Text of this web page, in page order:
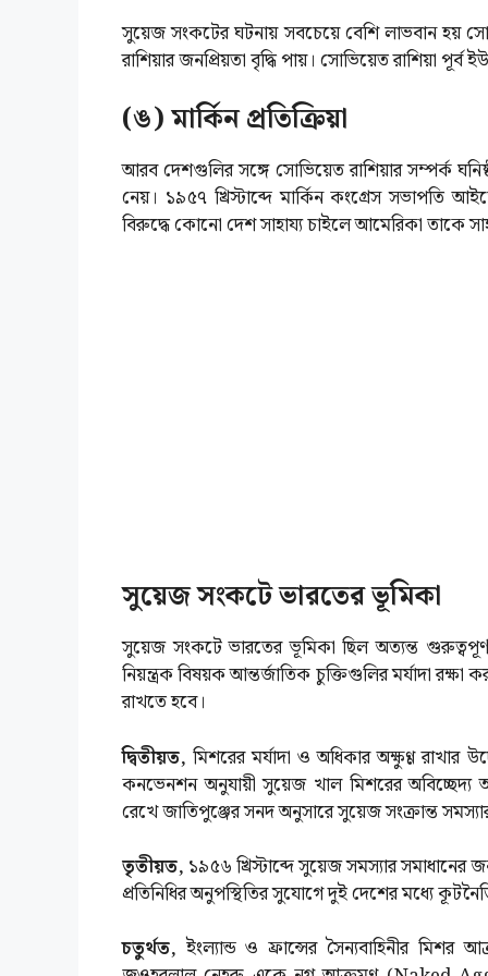
সুয়েজ সংকটের ঘটনায় সবচেয়ে বেশি লাভবান হয়
রাশিয়ার জনপ্রিয়তা বৃদ্ধি পায়। সোভিয়েত রাশিয়া
(ঙ) মার্কিন প্রতিক্রিয়া
আরব দেশগুলির সঙ্গে সোভিয়েত রাশিয়ার সম্পর্ক ঘনিষ্ঠ
নেয়। ১৯৫৭ খ্রিস্টাব্দে মার্কিন কংগ্রেস সভাপতি
বিরুদ্ধে কোনো দেশ সাহায্য চাইলে আমেরিকা তাকে
সুয়েজ সংকটে ভারতের ভূমিকা
সুয়েজ সংকটে ভারতের ভূমিকা ছিল অত্যন্ত
নিয়ন্ত্রক বিষয়ক আন্তর্জাতিক চুক্তিগুলির মর্যাদা রক্ষা
রাখতে হবে।
দ্বিতীয়ত, মিশরের মর্যাদা ও অধিকার অক্ষুণ্ণ রাখার
কনভেনশন অনুযায়ী সুয়েজ খাল মিশরের অবিচ্ছেদ্য
রেখে জাতিপুঞ্জের সনদ অনুসারে সুয়েজ সংক্রান্ত
তৃতীয়ত, ১৯৫৬ খ্রিস্টাব্দে সুয়েজ সমস্যার সমাধানের
প্রতিনিধির অনুপস্থিতির সুযোগে দুই দেশের মধ্যে
চতুর্থত,ইংল্যান্ড ও ফ্রান্সের সৈন্যবাহিনীর মিশর